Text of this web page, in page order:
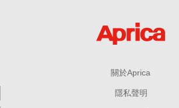
關於Aprica
隱私聲明